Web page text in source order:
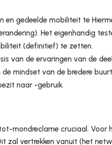
gedeelde mobiliteit te
Het eigenhandig
(definitief) te zetten.
van de ervaringen van de
mindset van de bredere
naar -gebruik.
mondreclame cruciaal. Voor
zal vertrekken vanuit (het